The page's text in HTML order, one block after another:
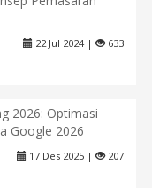
22 Jul 2024 | 633
2026: Optimasi
Google 2026
17 Des 2025 | 207